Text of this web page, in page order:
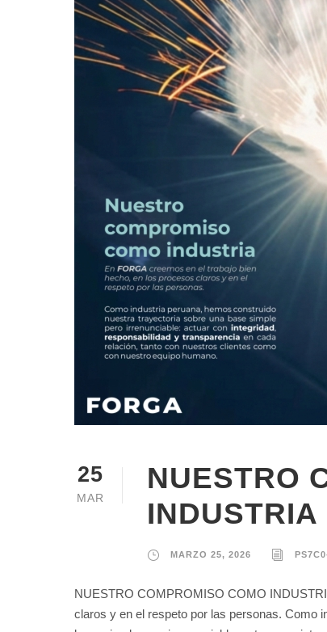
25
MAR
NUESTRO
INDUSTRIA
MARZO 25, 2026
NUESTRO COMPROMISO COMO
claros y en el respeto por las personas. Como